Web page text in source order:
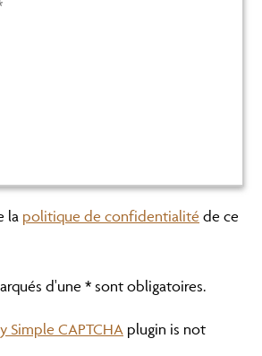
la politique de confidentialité de ce
d'une * sont obligatoires.
Simple CAPTCHA plugin is not